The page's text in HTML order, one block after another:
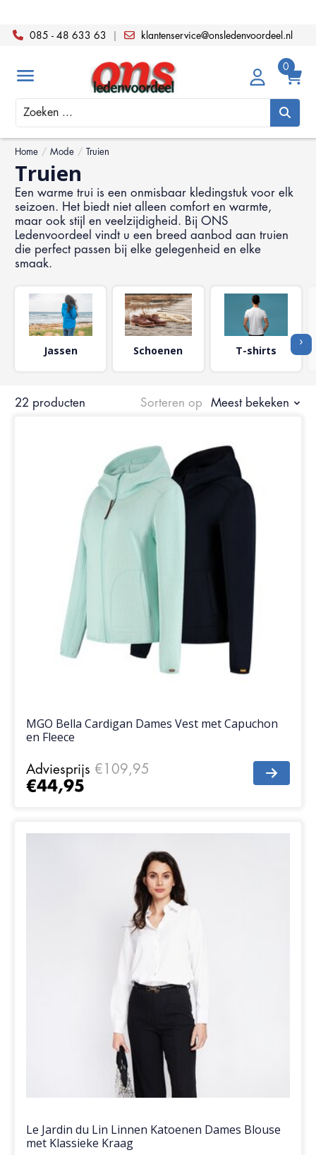
085 - 48 633 63 klantenservice@onsledenvoordeel.nl
Zoeken
Home / Mode / Truien
Truien
Een warme trui is een onmisbaar kledingstuk voor elk
seizoen. Het biedt niet alleen comfort en warmte,
maar ook stijl en veelzijdigheid. Bij ONS
Ledenvoordeel vindt u een breed aanbod aan truien
die perfect passen bij elke gelegenheid en elke
smaak.
Jassen Schoenen T-shirts
›
22 producten Sorteren op Meest bekeken
MGO Bella Cardigan Dames Vest met Capuchon
en Fleece
Adviesprijs €109,95
€44,95
Le Jardin du Lin Linnen Katoenen Dames Blouse
met Klassieke Kraag